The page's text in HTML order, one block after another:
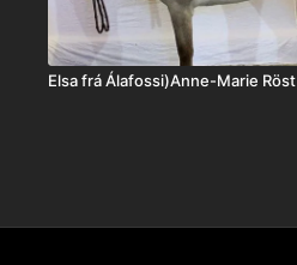
Elsa frá Álafossi)Anne-Marie Röst